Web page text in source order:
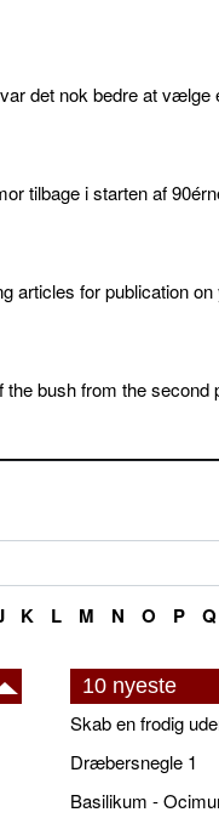
det nok bedre at
tilbage i starten af
articles for publication
bush from the
K L M N O P Q
10 nyeste
Dræbersnegle 1
Basilikum -